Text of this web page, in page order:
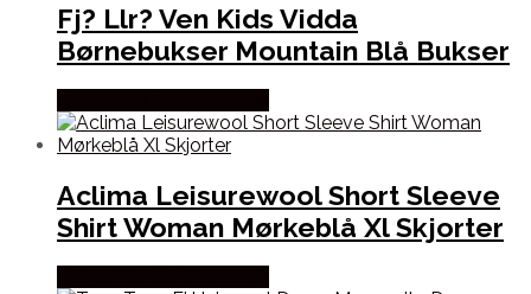
Fj? Llr? Ven Kids Vidda
Børnebukser Mountain Blå Bukser
Aclima Leisurewool Short Sleeve
Shirt Woman Mørkeblå Xl Skjorter